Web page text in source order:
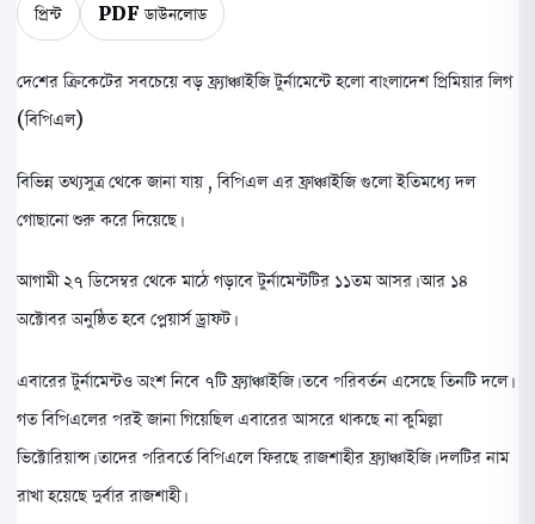
প্রিন্ট PDF ডাউনলোড
দেশের ক্রিকেটের সবচেয়ে বড় ফ্র্যাঞ্চাইজি টুর্নামেন্টে হলো বাংলাদেশ প্রিমিয়ার লিগ
(বিপিএল)
বিভিন্ন তথ্যসুত্র থেকে জানা যায় , বিপিএল এর ফ্রাঞ্চাইজি গুলো ইতিমধ্যে দল
গোছানো শুরু করে দিয়েছে।
আগামী ২৭ ডিসেম্বর থেকে মাঠে গড়াবে টুর্নামেন্টটির ১১তম আসর। আর ১৪
অক্টোবর অনুষ্ঠিত হবে প্লেয়ার্স ড্রাফট।
এবারের টুর্নামেন্টও অংশ নিবে ৭টি ফ্র্যাঞ্চাইজি। তবে পরিবর্তন এসেছে তিনটি দলে।
গত বিপিএলের পরই জানা গিয়েছিল এবারের আসরে থাকছে না কুমিল্লা
ভিক্টোরিয়ান্স। তাদের পরিবর্তে বিপিএলে ফিরছে রাজশাহীর ফ্র্যাঞ্চাইজি। দলটির নাম
রাখা হয়েছে দুর্বার রাজশাহী।